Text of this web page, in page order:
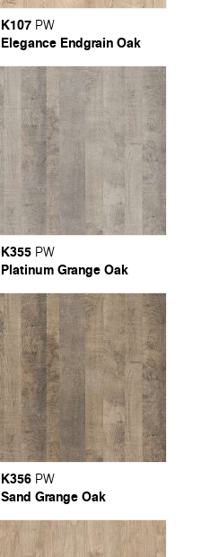
K107 PW
Elegance Endgrain Oak
K355 PW
Platinum Grange Oak
K356 PW
Sand Grange Oak